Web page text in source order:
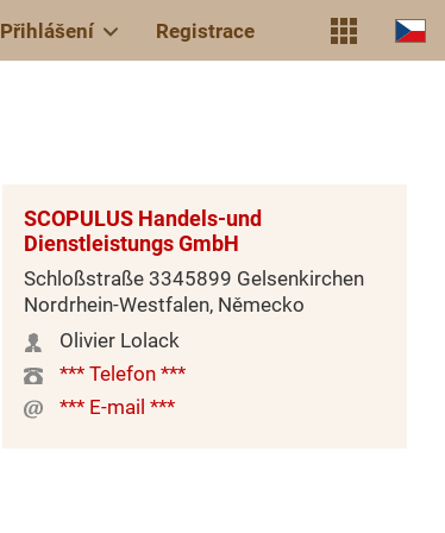
Přihlášení Registrace
SCOPULUS Handels-und
Dienstleistungs GmbH
Schloßstraße 3345899 Gelsenkirchen
Nordrhein-Westfalen, Německo
Olivier Lolack
*** Telefon ***
*** E-mail ***